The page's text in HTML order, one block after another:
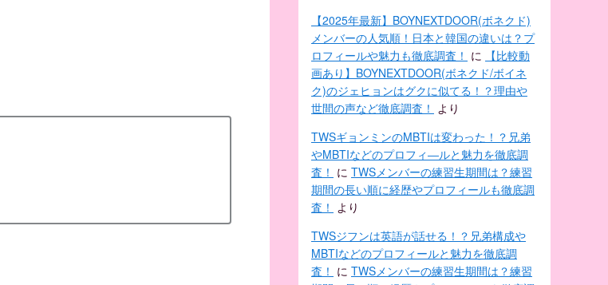
【2025年最新】BOYNEXTDOOR(ボネクド)
メンバーの人気順！日本と韓国の違いは？プ
ロフィールや魅力も徹底調査！ に
【比較動
画あり】BOYNEXTDOOR(ボネクド/ボイネ
ク)のジェヒョンはグクに似てる！？理由や
世間の声など徹底調査！ より
TWSギョンミンのMBTIは変わった！？兄弟
やMBTIなどのプロフィ―ルと魅力を徹底調
査！ に TWSメンバーの練習生期間は？練習
期間の長い順に経歴やプロフィールも徹底調
査！ より
TWSジフンは英語が話せる！？兄弟構成や
MBTIなどのプロフィールと魅力を徹底調
査！ に TWSメンバーの練習生期間は？練習